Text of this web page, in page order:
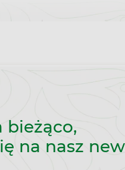
bieżąco,
na nasz